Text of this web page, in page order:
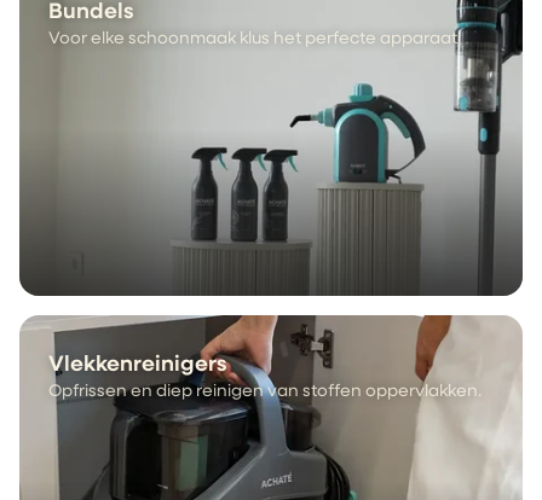
Bundels
Voor elke schoonmaak klus het perfecte apparaat.
Vlekkenreinigers
Opfrissen en diep reinigen van stoffen oppervlakken.